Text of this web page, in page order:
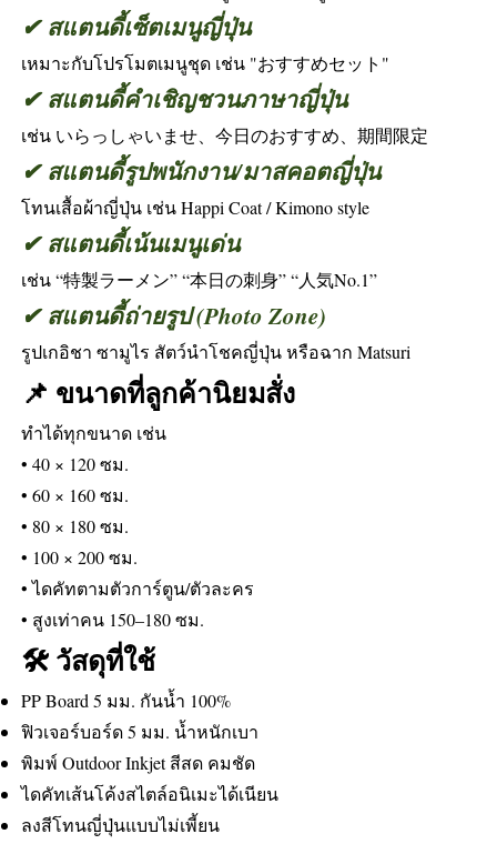
✔ สแตนดี้เซ็ตเมนูญี่ปุ่น
เหมาะกับโปรโมตเมนูชุด เช่น "おすすめセット"
✔ สแตนดี้คำเชิญชวนภาษาญี่ปุ่น
เช่น いらっしゃいませ、今日のおすすめ、期間限定
✔ สแตนดี้รูปพนักงาน/มาสคอตญี่ปุ่น
โทนเสื้อผ้าญี่ปุ่น เช่น Happi Coat / Kimono style
✔ สแตนดี้เน้นเมนูเด่น
เช่น “特製ラーメン” “本日の刺身” “人気No.1”
✔ สแตนดี้ถ่ายรูป (Photo Zone)
รูปเกอิชา ซามูไร สัตว์นำโชคญี่ปุ่น หรือฉาก Matsuri
📌 ขนาดที่ลูกค้านิยมสั่ง
ทำได้ทุกขนาด เช่น
• 40 × 120 ซม.
• 60 × 160 ซม.
• 80 × 180 ซม.
• 100 × 200 ซม.
• ไดคัทตามตัวการ์ตูน/ตัวละคร
• สูงเท่าคน 150–180 ซม.
🛠 วัสดุที่ใช้
PP Board 5 มม. กันน้ำ 100%
ฟิวเจอร์บอร์ด 5 มม. น้ำหนักเบา
พิมพ์ Outdoor Inkjet สีสด คมชัด
ไดคัทเส้นโค้งสไตล์อนิเมะได้เนียน
ลงสีโทนญี่ปุ่นแบบไม่เพี้ยน